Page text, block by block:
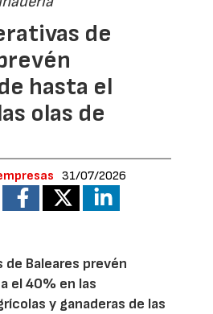
de
hasta el
olas de
31/07/2026
Baleares prevén
el 40% en las
y ganaderas de las